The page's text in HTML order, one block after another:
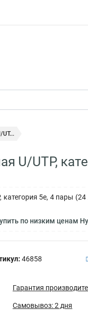
U/UTP,
категория 5e, 4 пары
по низким ценам
46858
Гарантия
Самовывоз: 2 дня